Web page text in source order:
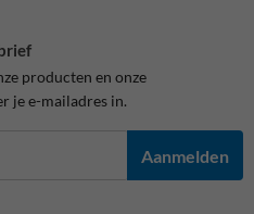
producten en onze
je e-mailadres in.
Aanmelden